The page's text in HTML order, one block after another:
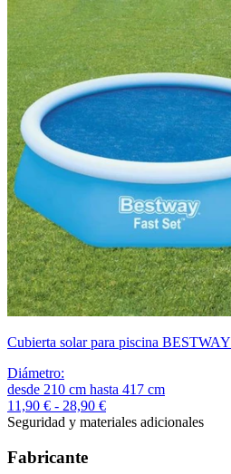
Cubierta solar para piscina BESTWAY
Diámetro:
desde 210 cm hasta 417 cm
11,90 € - 28,90 €
Seguridad y materiales adicionales
Fabricante